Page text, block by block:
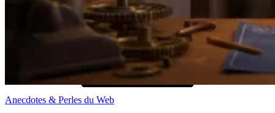
Anecdotes & Perles du Web